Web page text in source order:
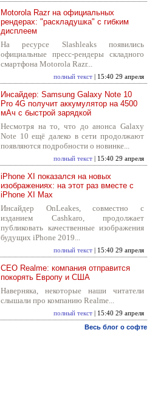
Motorola Razr на официальных
рендерах: "раскладушка" с гибким
дисплеем
На ресурсе Slashleaks появились
официальные пресс-рендеры складного
смартфона Motorola Razr...
полный текст | 15:40 29 апреля
Инсайдер: Samsung Galaxy Note 10
Pro 4G получит аккумулятор на 4500
мАч с быстрой зарядкой
Несмотря на то, что до анонса Galaxy
Note 10 ещё далеко в сети продолжают
появляются подробности о новинке...
полный текст | 15:40 29 апреля
iPhone XI показался на новых
изображениях: на этот раз вместе с
iPhone XI Max
Инсайдер OnLeakes, совместно с
изданием Cashkaro, продолжает
публиковать качественные изображения
будущих iPhone 2019...
полный текст | 15:40 29 апреля
CEO Realme: компания отправится
покорять Европу и США
Наверняка, некоторые наши читатели
слышали про компанию Realme...
полный текст | 15:40 29 апреля
Весь блог о софте